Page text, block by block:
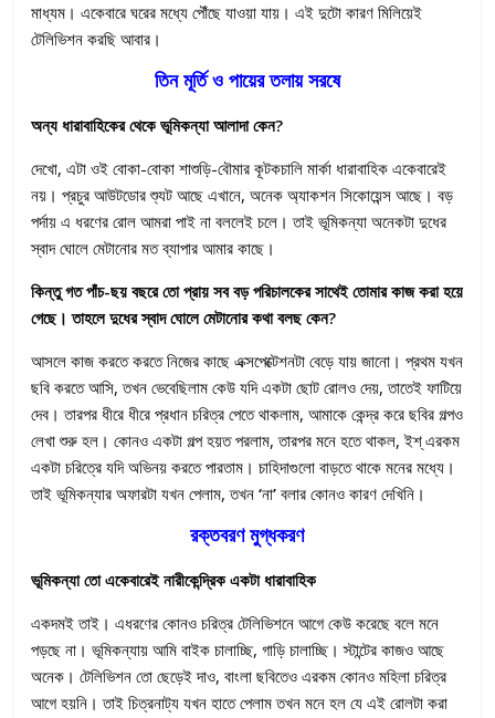
মাধ্যম। একেবারে ঘরের মধ্যে পৌঁছে যাওয়া যায়। এই দুটো কারণ মিলিয়েই
টেলিভিশন করছি আবার।
তিন মূর্তি ও পায়ের তলায় সরষে
অন্য ধারাবাহিকের থেকে ভূমিকন্যা আলাদা কেন?
দেখো, এটা ওই বোকা-বোকা শাশুড়ি-বৌমার কূটকচালি মার্কা ধারাবাহিক একেবারেই
নয়। প্রচুর আউটডোর শ্যুট আছে এখানে, অনেক অ্যাকশন সিকোয়েন্স আছে। বড়
পর্দায় এ ধরণের রোল আমরা পাই না বললেই চলে। তাই ভূমিকন্যা অনেকটা দুধের
স্বাদ ঘোলে মেটানোর মত ব্যাপার আমার কাছে।
কিন্তু গত পাঁচ-ছয় বছরে তো প্রায় সব বড় পরিচালকের সাথেই তোমার কাজ করা হয়ে
গেছে। তাহলে দুধের স্বাদ ঘোলে মেটানোর কথা বলছ কেন?
আসলে কাজ করতে করতে নিজের কাছে এক্সপেক্টেশনটা বেড়ে যায় জানো। প্রথম যখন
ছবি করতে আসি, তখন ভেবেছিলাম কেউ যদি একটা ছোট রোলও দেয়, তাতেই ফাটিয়ে
দেব। তারপর ধীরে ধীরে প্রধান চরিত্র পেতে থাকলাম, আমাকে কেন্দ্র করে ছবির গল্পও
লেখা শুরু হল। কোনও একটা গল্প হয়ত পরলাম, তারপর মনে হতে থাকল, ইশ্ এরকম
একটা চরিত্রে যদি অভিনয় করতে পারতাম। চাহিদাগুলো বাড়তে থাকে মনের মধ্যে।
তাই ভূমিকন্যার অফারটা যখন পেলাম, তখন‘না’বলার কোনও কারণ দেখিনি।
রক্তবরণ মুগ্ধকরণ
ভূমিকন্যা তো একেবারেই নারীকেন্দ্রিক একটা ধারাবাহিক
একদমই তাই। এধরণের কোনও চরিত্র টেলিভিশনে আগে কেউ করেছে বলে মনে
পড়ছে না। ভূমিকন্যায় আমি বাইক চালাচ্ছি, গাড়ি চালাচ্ছি। স্টান্টের কাজও আছে
অনেক। টেলিভিশন তো ছেড়েই দাও, বাংলা ছবিতেও এরকম কোনও মহিলা চরিত্র
আগে হয়নি। তাই চিত্রনাট্য যখন হাতে পেলাম তখন মনে হল যে এই রোলটা করা